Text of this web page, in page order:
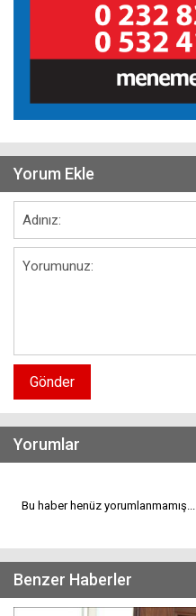
Yorum Ekle
Gönder
Yorumlar
Bu haber henüz yorumlanmamış...
Benzer Haberler